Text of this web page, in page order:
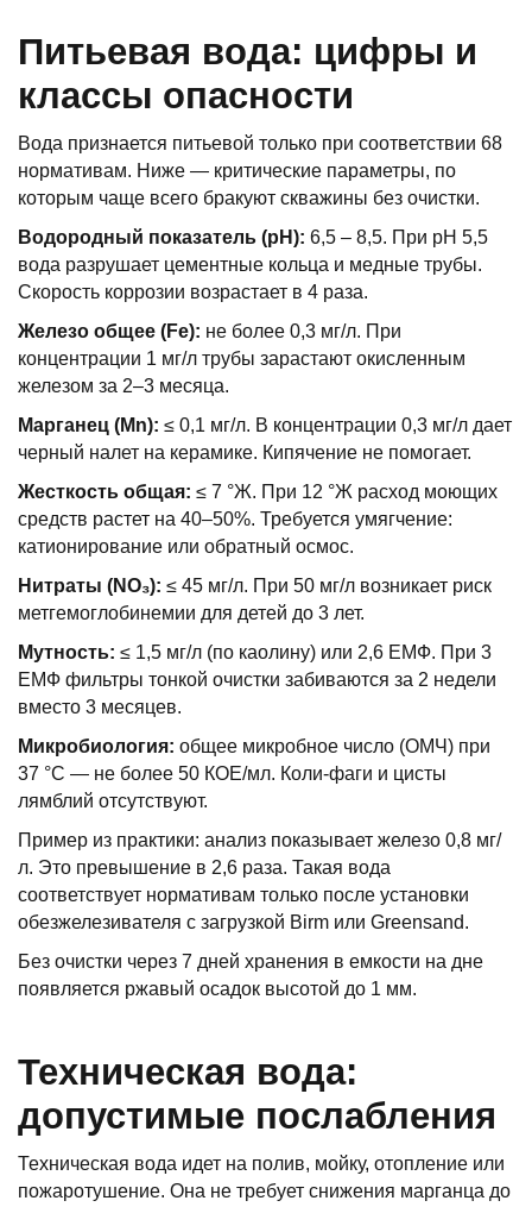
Питьевая вода: цифры и
классы опасности
Вода признается питьевой только при соответствии 68
нормативам. Ниже — критические параметры, по
которым чаще всего бракуют скважины без очистки.
Водородный показатель (pH): 6,5 – 8,5. При pH 5,5
вода разрушает цементные кольца и медные трубы.
Скорость коррозии возрастает в 4 раза.
Железо общее (Fe): не более 0,3 мг/л. При
концентрации 1 мг/л трубы зарастают окисленным
железом за 2–3 месяца.
Марганец (Mn): ≤ 0,1 мг/л. В концентрации 0,3 мг/л дает
черный налет на керамике. Кипячение не помогает.
Жесткость общая: ≤ 7 °Ж. При 12 °Ж расход моющих
средств растет на 40–50%. Требуется умягчение:
катионирование или обратный осмос.
Нитраты (NO₃): ≤ 45 мг/л. При 50 мг/л возникает риск
метгемоглобинемии для детей до 3 лет.
Мутность: ≤ 1,5 мг/л (по каолину) или 2,6 ЕМФ. При 3
ЕМФ фильтры тонкой очистки забиваются за 2 недели
вместо 3 месяцев.
Микробиология: общее микробное число (ОМЧ) при
37 °С — не более 50 КОЕ/мл. Коли-фаги и цисты
лямблий отсутствуют.
Пример из практики: анализ показывает железо 0,8 мг/
л. Это превышение в 2,6 раза. Такая вода
соответствует нормативам только после установки
обезжелезивателя с загрузкой Birm или Greensand.
Без очистки через 7 дней хранения в емкости на дне
появляется ржавый осадок высотой до 1 мм.
Техническая вода:
допустимые послабления
Техническая вода идет на полив, мойку, отопление или
пожаротушение. Она не требует снижения марганца до